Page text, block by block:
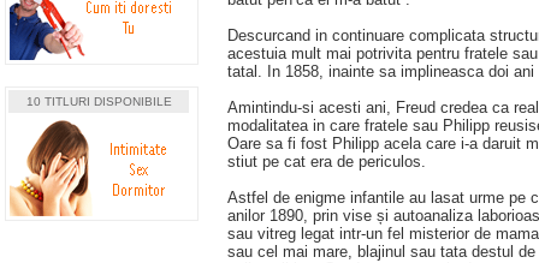
10 TITLURI DISPONIBILE
Descurcand in continuare complicata
acestuia mult mai potrivita pentru fratele
tatal. In 1858, inainte sa implineasca doi
Amintindu-si acesti ani, Freud credea ca
modalitatea in care fratele sau Philipp
Oare sa fi fost Philipp acela care i-a daruit
stiut pe cat era de periculos.
Astfel de enigme infantile au lasat urme pe
anilor 1890, prin vise și autoanaliza
sau vitreg legat intr-un fel misterior de
sau cel mai mare, blajinul sau tata destul